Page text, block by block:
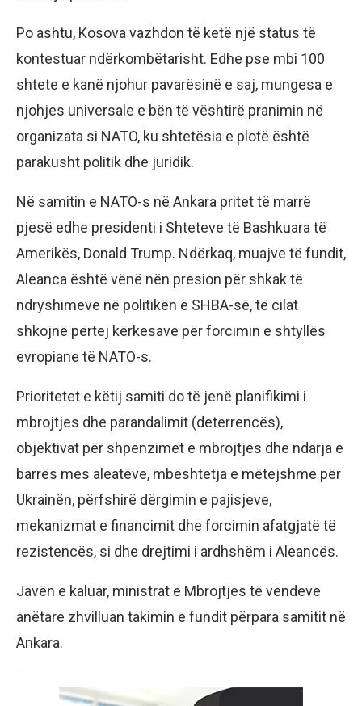
Po ashtu, Kosova vazhdon të ketë një status të
kontestuar ndërkombëtarisht. Edhe pse mbi 100
shtete e kanë njohur pavarësinë e saj, mungesa e
njohjes universale e bën të vështirë pranimin në
organizata si NATO, ku shtetësia e plotë është
parakusht politik dhe juridik.
Në samitin e NATO-s në Ankara pritet të marrë
pjesë edhe presidenti i Shteteve të Bashkuara të
Amerikës, Donald Trump. Ndërkaq, muajve të fundit,
Aleanca është vënë nën presion për shkak të
ndryshimeve në politikën e SHBA-së, të cilat
shkojnë përtej kërkesave për forcimin e shtyllës
evropiane të NATO-s.
Prioritetet e këtij samiti do të jenë planifikimi i
mbrojtjes dhe parandalimit (deterrencës),
objektivat për shpenzimet e mbrojtjes dhe ndarja e
barrës mes aleatëve, mbështetja e mëtejshme për
Ukrainën, përfshirë dërgimin e pajisjeve,
mekanizmat e financimit dhe forcimin afatgjatë të
rezistencës, si dhe drejtimi i ardhshëm i Aleancës.
Javën e kaluar, ministrat e Mbrojtjes të vendeve
anëtare zhvilluan takimin e fundit përpara samitit në
Ankara.